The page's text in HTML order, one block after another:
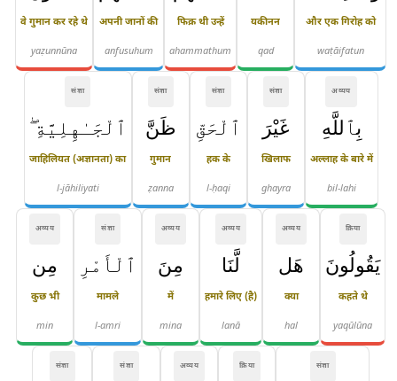
और एक गिरोह को
waṭāifatun
यकीनन
qad
फिक्र थी उन्हें
ahammathum
अपनी जानों की
anfusuhum
वे गुमान कर रहे थे
yaẓunnūna
अव्यय
بِٱللَّهِ
अल्लाह के बारे में
bil-lahi
संज्ञा
غَيْرَ
खिलाफ
ghayra
संज्ञा
ٱلْحَقِّ
हक के
l-ḥaqi
संज्ञा
ظَنَّ
गुमान
ẓanna
संज्ञा
ٱلْجَـٰهِلِيَّةِ ۖ
जाहिलियत (अज्ञानता) का
l-jāhiliyati
क्रिया
يَقُولُونَ
कहते थे
yaqūlūna
अव्यय
هَل
क्या
hal
अव्यय
لَّنَا
हमारे लिए (है)
lanā
अव्यय
مِنَ
में
mina
संज्ञा
ٱلْأَمْرِ
मामले
l-amri
अव्यय
مِن
कुछ भी
min
संज्ञा
क्रिया
अव्यय
संज्ञा
संज्ञा